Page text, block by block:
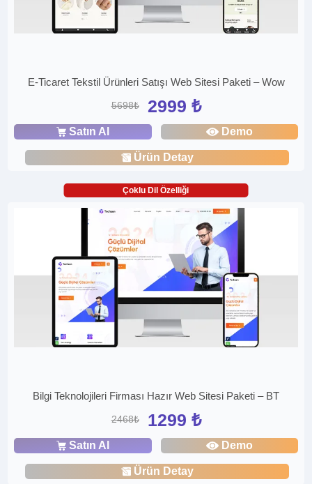
E-Ticaret Tekstil Ürünleri Satışı Web Sitesi Paketi – Wow
5698₺ 2999 ₺
Satın Al Demo
Ürün Detay
Çoklu Dil Özelliği
Bilgi Teknolojileri Firması Hazır Web Sitesi Paketi – BT
2468₺ 1299 ₺
Satın Al Demo
Ürün Detay